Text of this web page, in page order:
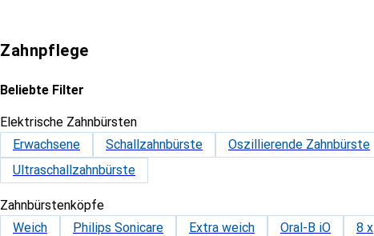
Zahnpflege
Beliebte Filter
Elektrische Zahnbürsten
Erwachsene
Schallzahnbürste Oszillierende Zahnbürste
Ultraschallzahnbürste
Zahnbürstenköpfe
Weich
Philips Sonicare Extra weich Oral-B iO 8 x